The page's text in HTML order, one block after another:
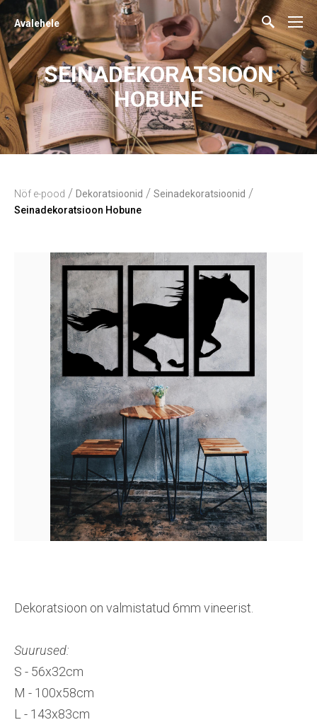
Avalehele
SEINADEKORATSIOON
HOBUNE
Nöf e-pood / Dekoratsioonid / Seinadekoratsioonid /
Seinadekoratsioon Hobune
Dekoratsioon on valmistatud 6mm vineerist.
Suurused:
S - 56x32cm
M - 100x58cm
L - 143x83cm